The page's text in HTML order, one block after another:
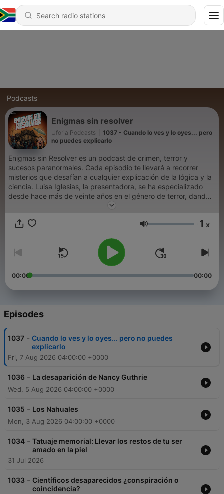
Podcasts
Enigmas sin resolver
Uforia Podcasts
1037 - Cuando lo ves y lo oyes... pero
no puedes explicarlo
Enigmas sin Resolver es un podcast de crimen, terror y
sucesos paranormales. Cada episodio te llevará a recorrer
misterios que desafían a cualquier explicación de la lógica y la
ciencia. Luisa Iglesias, la presentadora, se ha especializado
desde hace más de veinte años en el género de terror, dando
conferencias por todo México y Centroamérica. Fernando
listo para ayudarlos a resolver estos misterios? #SoyEnigmático
Volume 1 x
00:00 00:00
Episodes
1037 - Cuando lo ves y lo oyes... pero no puedes
explicarlo
Fri, 7 Aug 2026 04:00:00 +0000
1036 - La desaparición de Nancy Guthrie
Wed, 5 Aug 2026 04:00:00 +0000
1035 - Los Nahuales
Mon, 3 Aug 2026 04:00:00 +0000
1034 - Tatuaje memorial: Llevar los restos de tu ser
amado en la piel
31 Jul 2026
1033 - Científicos desaparecidos ¿conspiración o
coincidencia?